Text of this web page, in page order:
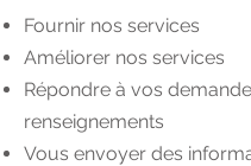
Fournir nos services
Améliorer nos services
Répondre à vos
renseignements
Vous envoyer des